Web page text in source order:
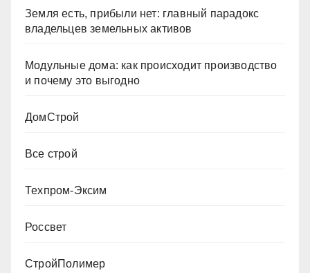
Земля есть, прибыли нет: главный парадокс
владельцев земельных активов
Модульные дома: как происходит производство
и почему это выгодно
ДомСтрой
Все строй
Техпром-Эксим
Россвет
СтройПолимер